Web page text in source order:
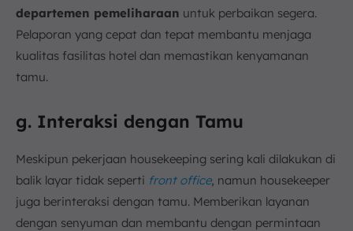
departemen pemeliharaan untuk perbaikan segera.
Pelaporan yang cepat dan tepat membantu menjaga
kualitas fasilitas hotel dan memastikan kenyamanan
tamu.
g. Interaksi dengan Tamu
Meskipun pekerjaan housekeeping sering kali dilakukan di
balik layar tidak seperti front office, namun housekeeper
juga berinteraksi dengan tamu. Memberikan layanan
dengan senyuman dan membantu dengan permintaan